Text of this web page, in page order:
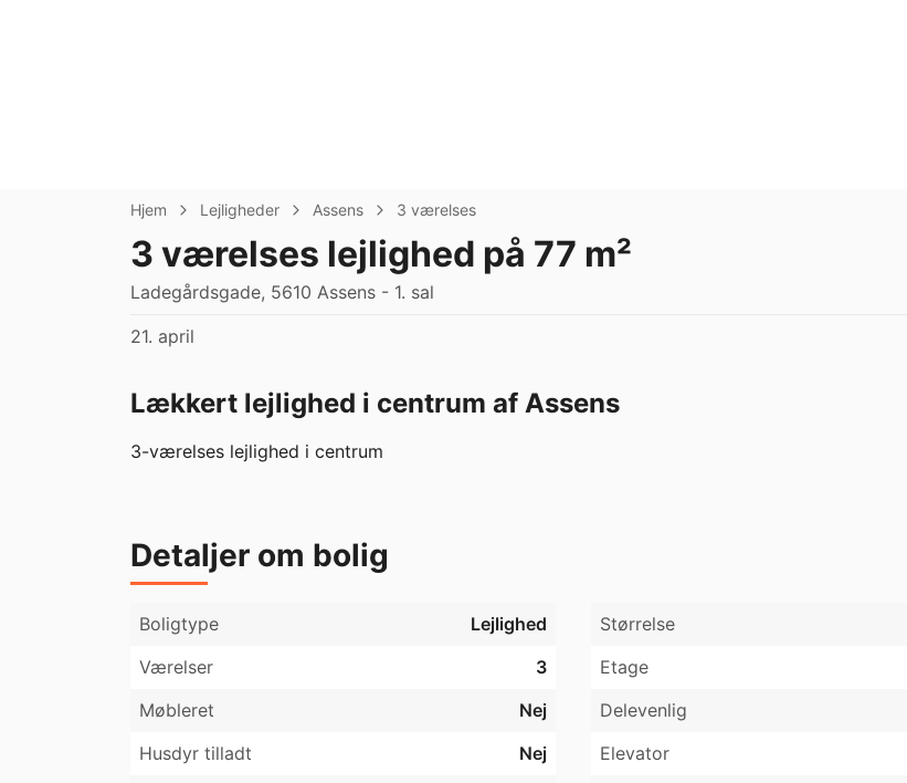
Hjem Lejligheder Assens 3 værelses
3 værelses lejlighed på 77 m²
Ladegårdsgade, 5610 Assens - 1. sal
21. april
Lækkert lejlighed i centrum af Assens
3-værelses lejlighed i centrum
Detaljer om bolig
Boligtype Lejlighed Størrelse
Værelser
3 Etage
Møbleret
Nej Delevenlig
Husdyr tilladt
Nej Elevator